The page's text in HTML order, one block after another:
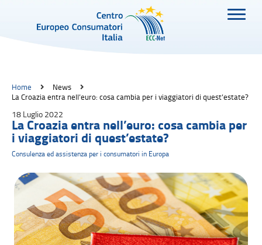
Home
News
La Croazia entra nell’euro: cosa cambia per i viaggiatori di quest’estate?
18 Luglio 2022
La Croazia entra nell’euro: cosa cambia per
i viaggiatori di quest’estate?
Consulenza ed assistenza per i consumatori in Europa